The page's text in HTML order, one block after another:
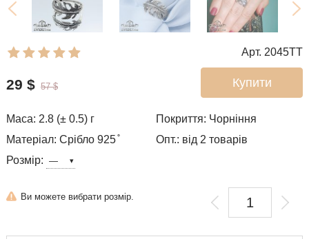
Арт. 2045TT
Купити
29 $ 57 $
Маса: 2.8 (± 0.5) г
Покриття: Чорніння
Матеріал: Срібло 925 ̊
Опт.: від 2 товарів
Розмір:
Ви можете вибрати розмір.